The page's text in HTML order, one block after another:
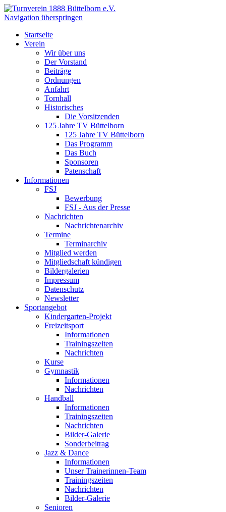
Navigation überspringen
Startseite
Verein
Wir über uns
Der Vorstand
Beiträge
Ordnungen
Anfahrt
Tornhall
Historisches
Die Vorsitzenden
125 Jahre TV Büttelborn
125 Jahre TV Büttelborn
Das Programm
Das Buch
Sponsoren
Patenschaft
Informationen
FSJ
Bewerbung
FSJ - Aus der Presse
Nachrichten
Nachrichtenarchiv
Termine
Terminarchiv
Mitglied werden
Mitgliedschaft kündigen
Bildergalerien
Impressum
Datenschutz
Newsletter
Sportangebot
Kindergarten-Projekt
Freizeitsport
Informationen
Trainingszeiten
Nachrichten
Kurse
Gymnastik
Informationen
Nachrichten
Handball
Informationen
Trainingszeiten
Nachrichten
Bilder-Galerie
Sonderbeitrag
Jazz & Dance
Informationen
Unser Trainerinnen-Team
Trainingszeiten
Nachrichten
Bilder-Galerie
Senioren